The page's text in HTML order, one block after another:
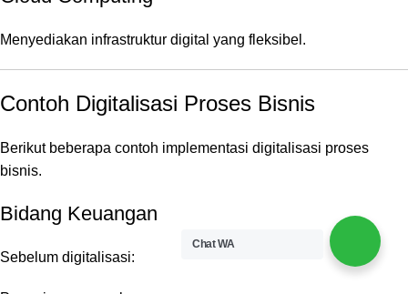
Menyediakan infrastruktur digital yang fleksibel.
Contoh Digitalisasi Proses Bisnis
Berikut beberapa contoh implementasi digitalisasi proses
bisnis.
Bidang Keuangan
Sebelum digitalisasi:
Chat WA